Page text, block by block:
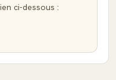
ci-dessous :